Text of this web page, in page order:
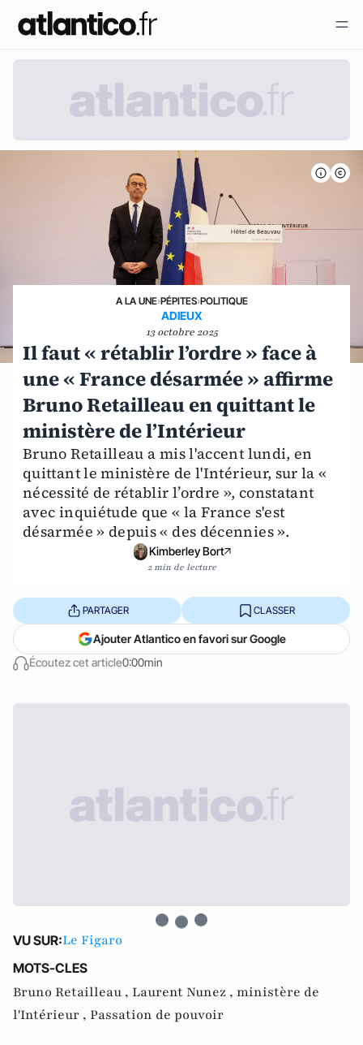
A LA UNE›PÉPITES›POLITIQUE
ADIEUX
13 octobre 2025
Il faut « rétablir l’ordre » face à
une « France désarmée » affirme
Bruno Retailleau en quittant le
ministère de l’Intérieur
Bruno Retailleau a mis l'accent lundi, en
quittant le ministère de l'Intérieur, sur la «
nécessité de rétablir l’ordre », constatant
avec inquiétude que « la France s'est
désarmée » depuis « des décennies ».
Kimberley Bort
2 min de lecture
Écoutez cet article0:00min
PARTAGER CLASSER
Ajouter Atlantico en favori sur Google
VU SUR:Le Figaro
MOTS-CLES
Bruno Retailleau , Laurent Nunez , ministère de
l'Intérieur , Passation de pouvoir